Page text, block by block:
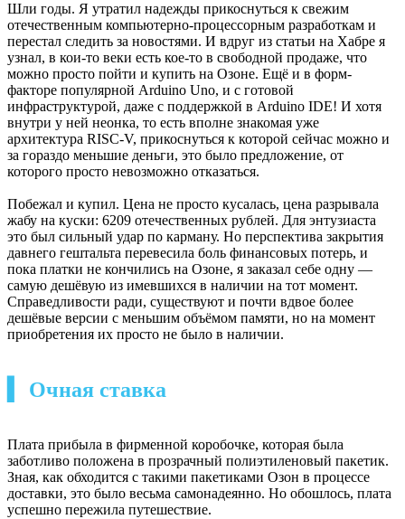
Шли годы. Я утратил надежды прикоснуться к свежим
отечественным компьютерно-процессорным разработкам и
перестал следить за новостями. И вдруг из статьи на Хабре я
узнал, в кои-то веки есть кое-то в свободной продаже, что
можно просто пойти и купить на Озоне. Ещё и в форм-
факторе популярной Arduino Uno, и с готовой
инфраструктурой, даже с поддержкой в Arduino IDE! И хотя
внутри у ней неонка, то есть вполне знакомая уже
архитектура RISC-V, прикоснуться к которой сейчас можно и
за гораздо меньшие деньги, это было предложение, от
которого просто невозможно отказаться.
Побежал и купил. Цена не просто кусалась, цена разрывала
жабу на куски: 6209 отечественных рублей. Для энтузиаста
это был сильный удар по карману. Но перспектива закрытия
давнего гештальта перевесила боль финансовых потерь, и
пока платки не кончились на Озоне, я заказал себе одну —
самую дешёвую из имевшихся в наличии на тот момент.
Справедливости ради, существуют и почти вдвое более
дешёвые версии с меньшим объёмом памяти, но на момент
приобретения их просто не было в наличии.
▍ Очная ставка
Плата прибыла в фирменной коробочке, которая была
заботливо положена в прозрачный полиэтиленовый пакетик.
Зная, как обходится с такими пакетиками Озон в процессе
доставки, это было весьма самонадеянно. Но обошлось, плата
успешно пережила путешествие.